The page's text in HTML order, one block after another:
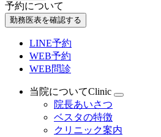
予約について
勤務医表を確認する
LINE予約
WEB予約
WEB問診
当院についてClinic
院長あいさつ
ベスタの特徴
クリニック案内